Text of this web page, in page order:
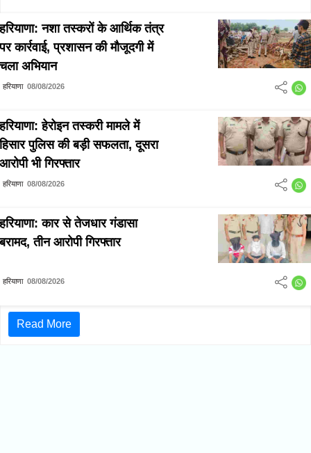
हरियाणा: नशा तस्करों के आर्थिक तंत्र
पर कार्रवाई, प्रशासन की मौजूदगी में
चला अभियान
हरियाणा 08/08/2026
हरियाणा: हेरोइन तस्करी मामले में
हिसार पुलिस की बड़ी सफलता, दूसरा
आरोपी भी गिरफ्तार
हरियाणा 08/08/2026
हरियाणा: कार से तेजधार गंडासा
बरामद, तीन आरोपी गिरफ्तार
हरियाणा 08/08/2026
Read More